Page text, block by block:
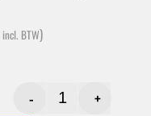
incl. BTW)
-
+